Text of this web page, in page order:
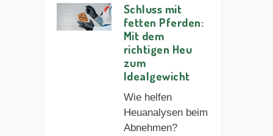
Schluss mit
fetten Pferden:
Mit dem
richtigen Heu
zum
Idealgewicht
Wie helfen
Heuanalysen beim
Abnehmen?